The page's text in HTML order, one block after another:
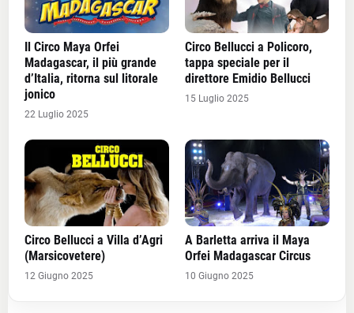
Il Circo Maya Orfei
Madagascar, il più grande
d’Italia, ritorna sul litorale
jonico
22 Luglio 2025
Circo Bellucci a Policoro,
tappa speciale per il
direttore Emidio Bellucci
15 Luglio 2025
Circo Bellucci a Villa d’Agri
(Marsicovetere)
12 Giugno 2025
A Barletta arriva il Maya
Orfei Madagascar Circus
10 Giugno 2025